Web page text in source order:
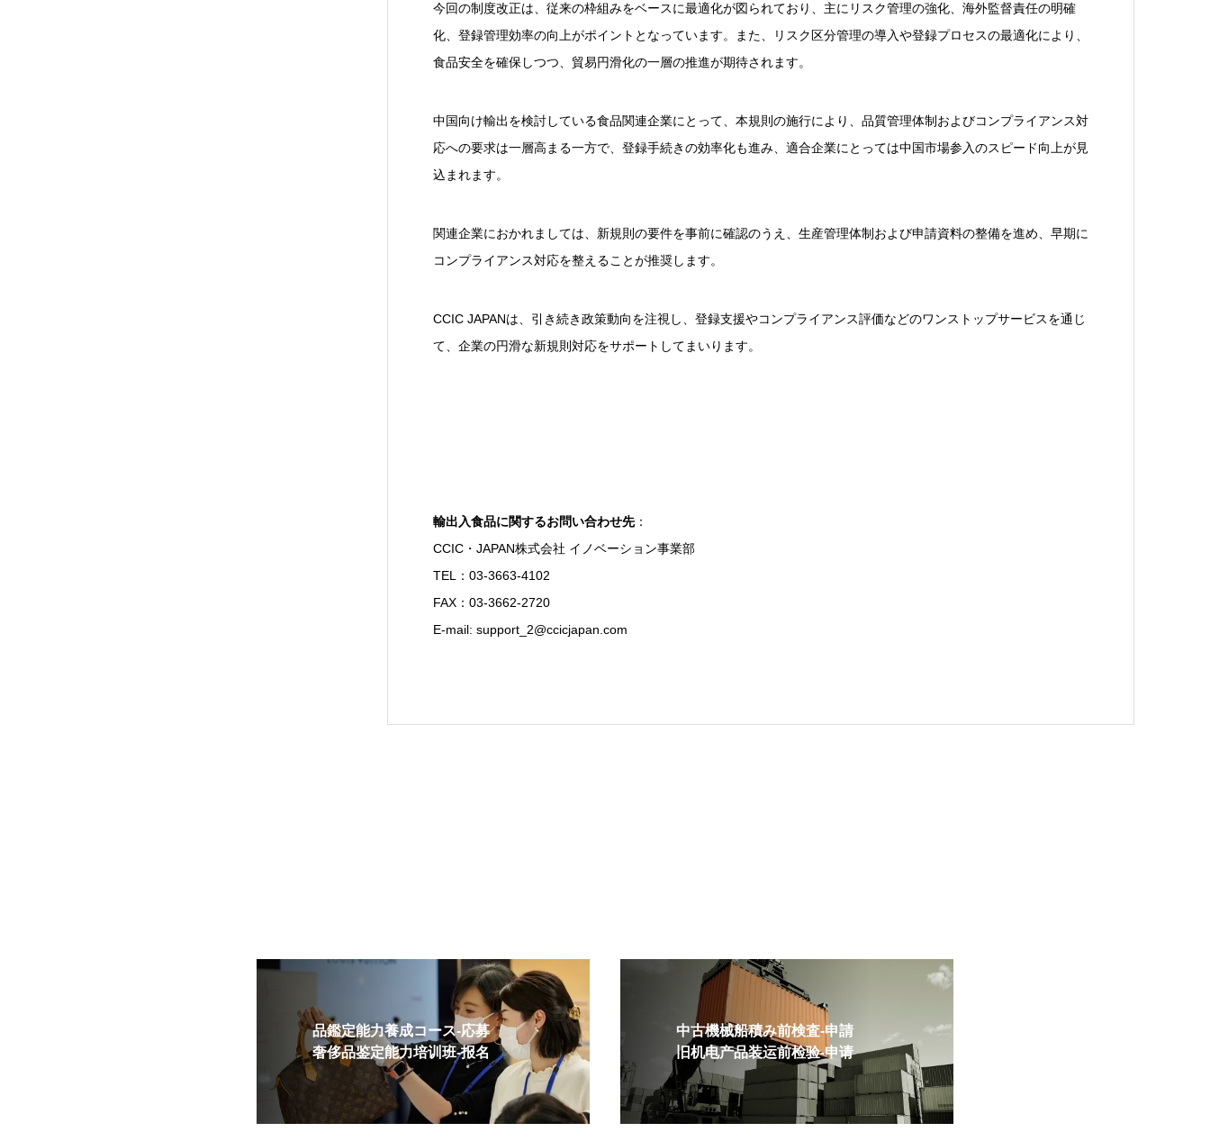
今回の制度改正は、従来の枠組みをベースに最適化が図られており、主にリスク管理の強化、海外監督責任の明確
化、登録管理効率の向上がポイントとなっています。また、リスク区分管理の導入や登録プロセスの最適化により、
食品安全を確保しつつ、貿易円滑化の一層の推進が期待されます。
中国向け輸出を検討している食品関連企業にとって、本規則の施行により、品質管理体制およびコンプライアンス対
応への要求は一層高まる一方で、登録手続きの効率化も進み、適合企業にとっては中国市場参入のスピード向上が見
込まれます。
関連企業におかれましては、新規則の要件を事前に確認のうえ、生産管理体制および申請資料の整備を進め、早期に
コンプライアンス対応を整えることが推奨します。
CCIC JAPANは、引き続き政策動向を注視し、登録支援やコンプライアンス評価などのワンストップサービスを通じ
て、企業の円滑な新規則対応をサポートしてまいります。
輸出入食品に関するお問い合わせ先：
CCIC・JAPAN株式会社 イノベーション事業部
TEL：03-3663-4102
FAX：03-3662-2720
E-mail: support_2@ccicjapan.com
品鑑定能力養成コース-応募
奢侈品鉴定能力培训班-报名
中古機械船積み前検査-申請
旧机电产品装运前检验-申请